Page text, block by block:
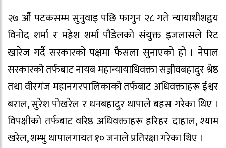
२७ औँ पटकसम्म सुनुवाइ पछि फागुन २८ गते न्यायाधीशद्वय
विनोद शर्मा र महेश शर्मा पौडेलको संयुक्त इजलासले रिट
खारेज गर्दै सरकारको पक्षमा फैसला सुनाएको हो । नेपाल
सरकारको तर्फबाट नायब महान्यायाधिवक्ता सञ्जीवबहादुर श्रेष्ठ
तथा वीरगंज महानगरपालिकाको तर्फबाट अधिवक्ताहरू ईश्वर
बराल, सुरेश पोखरेल र धनबहादुर थापाले बहस गरेका थिए ।
विपक्षीको तर्फबाट वरिष्ठ अधिवक्ताहरू हरिहर दाहाल, श्याम
खरेल, शम्भु थापालगायत १० जनाले प्रतिरक्षा गरेका थिए ।